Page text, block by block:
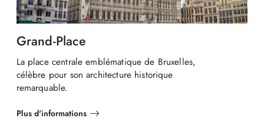
Grand-Place
La place centrale emblématique de Bruxelles,
célèbre pour son architecture historique
remarquable.
Plus d'informations